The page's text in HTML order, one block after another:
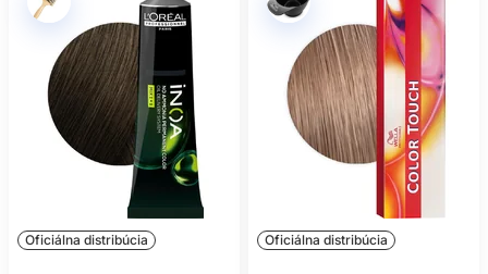
Oficiálna distribúcia Oficiálna distribúcia